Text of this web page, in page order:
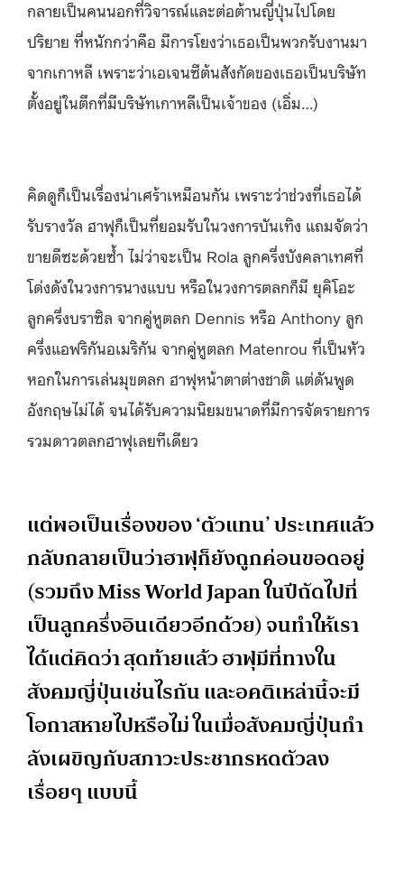
กลายเป็นคนนอกที่วิจารณ์และต่อต้านญี่ปุ่นไปโดย
ปริยาย ที่หนักกว่าคือ มีการโยงว่าเธอเป็นพวกรับงานมา
จากเกาหลี เพราะว่าเอเจนซีต้นสังกัดของเธอเป็นบริษัท
ตั้งอยู่ในตึกที่มีบริษัทเกาหลีเป็นเจ้าของ (เอิ่ม…)
คิดดูก็เป็นเรื่องน่าเศร้าเหมือนกัน เพราะว่าช่วงที่เธอได้
รับรางวัล ฮาฟุก็เป็นที่ยอมรับในวงการบันเทิง แถมจัดว่า
ขายดีซะด้วยซ้ำ ไม่ว่าจะเป็น Rola ลูกครึ่งบังคลาเทศที่
โด่งดังในวงการนางแบบ หรือในวงการตลกก็มี ยุคิโอะ
ลูกครึ่งบราซิล จากคู่หูตลก Dennis หรือ Anthony ลูก
ครึ่งแอฟริกันอเมริกัน จากคู่หูตลก Matenrou ที่เป็นหัว
หอกในการเล่นมุขตลก ฮาฟุหน้าตาต่างชาติ แต่ดันพูด
อังกฤษไม่ได้ จนได้รับความนิยมขนาดที่มีการจัดรายการ
รวมดาวตลกฮาฟุเลยทีเดียว
แต่พอเป็นเรื่องของ ‘ตัวแทน’ ประเทศแล้ว
กลับกลายเป็นว่าฮาฟุก็ยังถูกค่อนขอดอยู่
(รวมถึง Miss World Japan ในปีถัดไปที่
เป็นลูกครึ่งอินเดียวอีกด้วย) จนทำให้เรา
ได้แต่คิดว่า สุดท้ายแล้ว ฮาฟุมีที่ทางใน
สังคมญี่ปุ่นเช่นไรกัน และอคติเหล่านี้จะมี
โอกาสหายไปหรือไม่ ในเมื่อสังคมญี่ปุ่นกำ
ลังเผขิญกับสภาวะประชากรหดตัวลง
เรื่อยๆ แบบนี้